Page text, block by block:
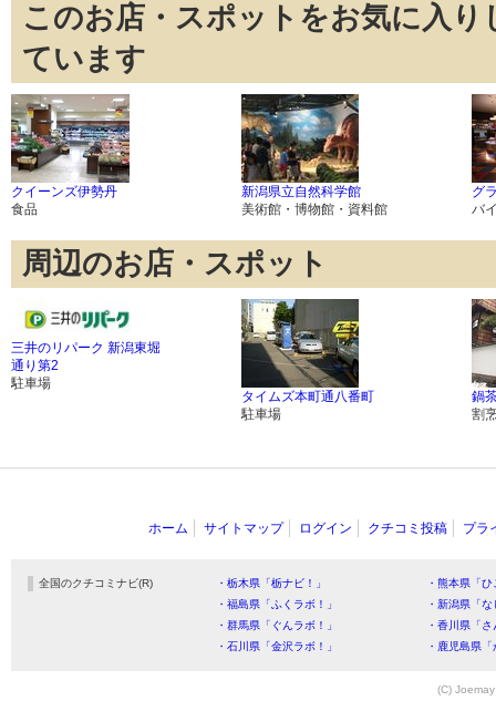
このお店・スポットをお気に入
ています
クイーンズ伊勢丹
食品
新潟県立自然科学館
美術館・博物館・資料館
グ
バ
周辺のお店・スポット
三井のリパーク 新潟東堀
通り第2
駐車場
タイムズ本町通八番町
駐車場
鍋
割
ホーム サイトマップ ログイン クチコミ投稿 プラ
全国のクチコミナビ(R) ・栃木県「栃ナビ！」
・熊本県「
・福島県「ふくラボ！」
・新潟県「
・群馬県「ぐんラボ！」
・香川県「
・石川県「金沢ラボ！」
・鹿児島県
(C)